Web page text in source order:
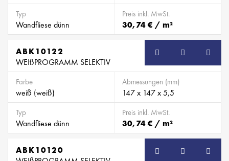
Typ
Wandfliese dünn
Preis inkl. MwSt.
30,74 € / m²
ABK10122
WEIßPROGRAMM SELEKTIV
Farbe
weiß (weiß)
Abmessungen (mm)
147 x 147 x 5,5
Typ
Wandfliese dünn
Preis inkl. MwSt.
30,74 € / m²
ABK10120